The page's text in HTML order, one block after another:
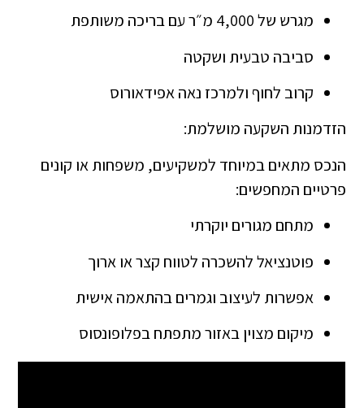
מגרש של 4,000 מ״ר עם בריכה משותפת
סביבה טבעית ושקטה
קרוב לחוף ולמרכז נאה אפידאורוס
הזדמנות השקעה מושלמת:
הנכס מתאים במיוחד למשקיעים, משפחות או קונים
פרטיים המחפשים:
מתחם מגורים יוקרתי
פוטנציאל להשכרה לטווח קצר או ארוך
אפשרות לעיצוב וגמרים בהתאמה אישית
מיקום מצוין באזור מתפתח בפלופונסוס